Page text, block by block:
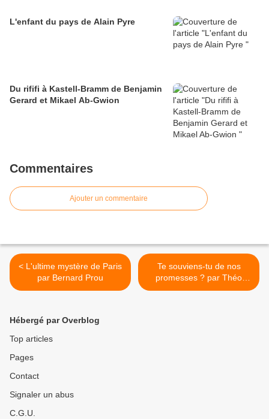
L'enfant du pays de Alain Pyre
Du rififi à Kastell-Bramm de Benjamin
Gerard et Mikael Ab-Gwion
Commentaires
Ajouter un commentaire
< L'ultime mystère de Paris
par Bernard Prou
Te souviens-tu de nos
promesses ? par Théo
Lemattre >
Hébergé par Overblog
Top articles
Pages
Contact
Signaler un abus
C.G.U.